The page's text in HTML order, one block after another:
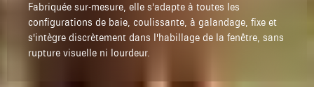
Fabriquée sur-mesure, elle s'adapte à toutes les
configurations de baie, coulissante, à galandage, fixe et
s'intègre discrètement dans l'habillage de la fenêtre, sans
rupture visuelle ni lourdeur.